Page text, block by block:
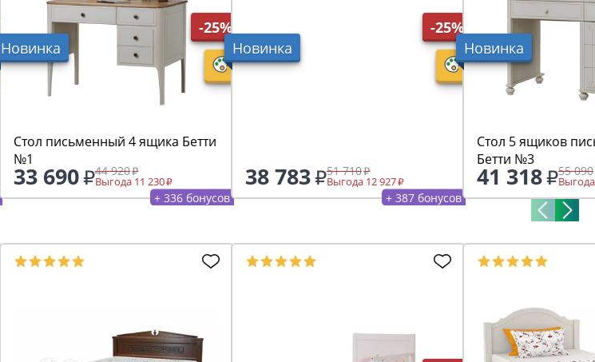
Новинка
-25%
Стол письменный 4 ящика Бетти
№1
33 690 44 920
Выгода 11 230
+ 336 бонусов
Новинка
-25%
38 783 51 710
Выгода 12 927
+ 387 бонусов
Новинка
Стол 5 ящиков
Бетти №3
41 318 55 090